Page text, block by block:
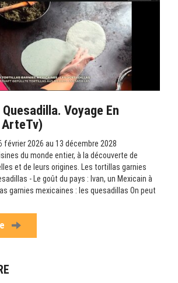
Voyage En
février 2026 au 13 décembre 2028
du monde entier, à la découverte de
et de leurs origines. Les tortillas garnies
- Le goût du pays : Ivan, un Mexicain à
garnies mexicaines : les quesadillas On peut